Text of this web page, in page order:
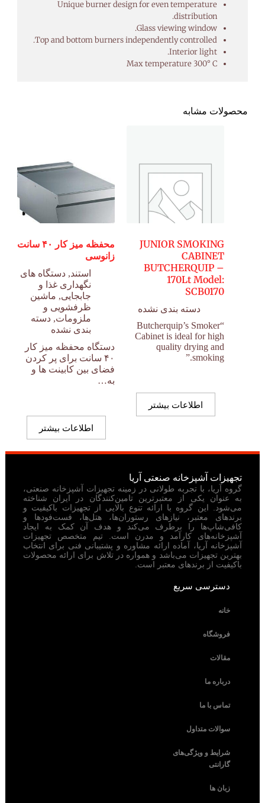
Unique burner design for even temperature
distribution.
Glass viewing window.
Top and bottom burners independently controlled.
Interior light.
Max temperature 300° C
محصولات مشابه
JUNIOR SMOKING
CABINET
BUTCHERQUIP –
170Lt Model:
SCB0170
دسته بندی نشده
“Butcherquip’s Smoker
Cabinet is ideal for high
quality drying and
smoking.”
اطلاعات بیشتر
محفظه میز کار ۴۰ سانت
زانوسی
استند, دستگاه های
نگهداری غذا و
جابجایی, ماشین
ظرفشویی و
ملزومات, دسته
بندی نشده
دستگاه محفظه میز کار
۴۰ سانت برای پر کردن
فضای بین کابینت ها و
به…
اطلاعات بیشتر
تجهیزات آشپزخانه صنعتی آریا
گروه آریا، با تجربه طولانی در زمینه تجهیزات آشپزخانه صنعتی،
به عنوان یکی از معتبرترین تامین‌کنندگان در ایران شناخته
می‌شود. این گروه با ارائه تنوع بالایی از تجهیزات باکیفیت و
برندهای معتبر، نیازهای رستوران‌ها، هتل‌ها، فست‌فودها و
کافی‌شاپ‌ها را برطرف می‌کند و هدف آن کمک به ایجاد
آشپزخانه‌های کارآمد و مدرن است. تیم متخصص تجهیزات
آشپزخانه آریا، آماده ارائه مشاوره و پشتیبانی فنی برای انتخاب
بهترین تجهیزات می‌باشد و همواره در تلاش برای ارائه محصولات
باکیفیت از برندهای معتبر است.
دسترسی سریع
خانه
فروشگاه
مقالات
درباره ما
تماس با ما
سوالات متداول
شرایط و ویژگی‌های
گارانتی
زبان ها